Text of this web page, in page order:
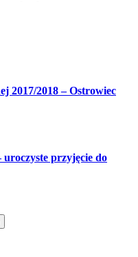
2017/2018 – Ostrowiec
przyjęcie do